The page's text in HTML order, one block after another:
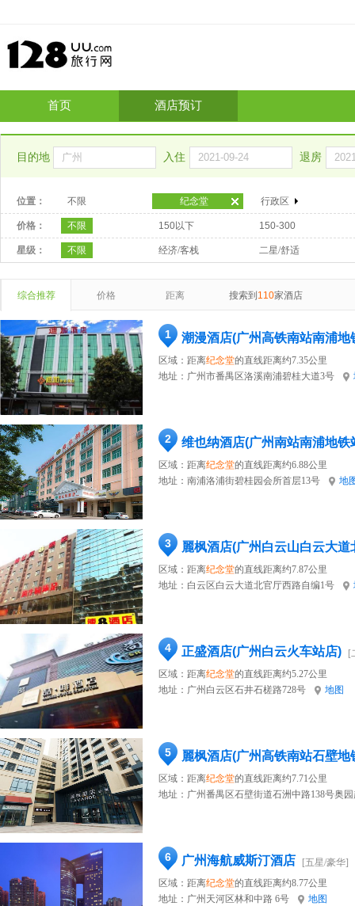
首页 酒店预订
目的地 入住 退房
位置： 不限 纪念堂 行政区
价格： 不限 150以下 150-300
星级： 不限 经济/客栈 二星/舒适
综合推荐 价格 距离 搜索到 110家酒店
1 潮漫酒店(广州高铁南站南浦地
区域：距离纪念堂的直线距离约7.35公里
地址： 广州市番禺区洛溪南浦碧桂大道3号
2 维也纳酒店(广州南站南浦地铁
区域：距离纪念堂的直线距离约6.88公里
地址： 南浦洛浦街碧桂园会所首层13号 地
3 麗枫酒店(广州白云山白云大道
区域：距离纪念堂的直线距离约7.87公里
地址： 白云区白云大道北官厅西路自编1号
4 正盛酒店(广州白云火车站店)
[
区域：距离纪念堂的直线距离约5.27公里
地址： 广州白云区石井石槎路728号 地图
5 麗枫酒店(广州高铁南站石壁地
区域：距离纪念堂的直线距离约7.71公里
地址： 广州番禺区石壁街道石洲中路138号奥
6 广州海航威斯汀酒店
[五星/豪华]
区域：距离纪念堂的直线距离约8.77公里
地址： 广州天河区林和中路 6号 地图